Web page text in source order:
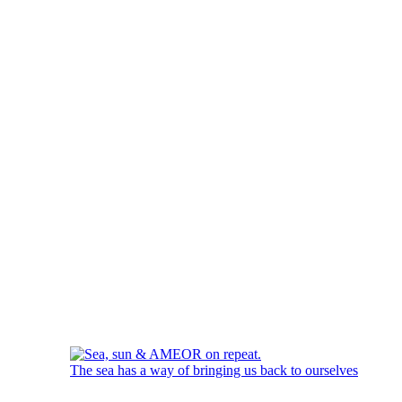
The sea has a way of bringing us back to ourselves